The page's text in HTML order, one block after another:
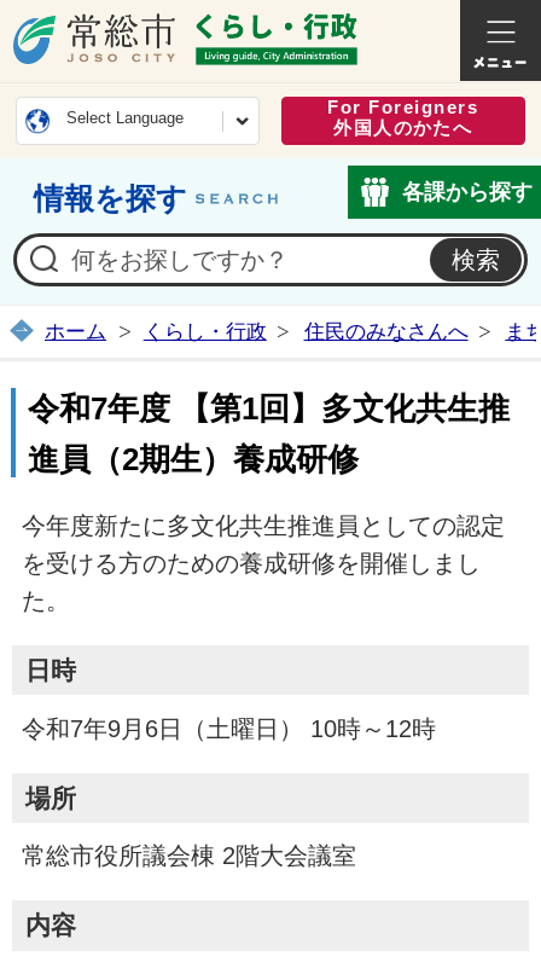
常総市公式ホームページ
くらし
Select Language
For Foreigners
外国人のかたへ
情報を探す 各課から探す
ホーム くらし・行政 住民のみなさんへ ま
令和7年度 【第1回】多文化共生推
進員（2期生）養成研修
今年度新たに多文化共生推進員としての認定
を受ける方のための養成研修を開催しまし
た。
日時
令和7年9月6日（土曜日） 10時～12時
場所
常総市役所議会棟 2階大会議室
内容